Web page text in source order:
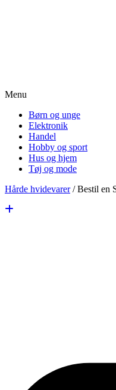
Menu
Børn og unge
Elektronik
Handel
Hobby og sport
Hus og hjem
Tøj og mode
Hårde hvidevarer/Bestil en